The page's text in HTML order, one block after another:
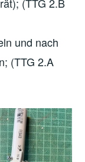
(TTG 2.B
und nach
(TTG 2.A